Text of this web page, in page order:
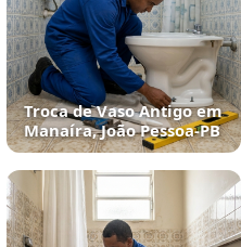
Troca de Vaso Antigo em
Manaíra, João Pessoa‑PB